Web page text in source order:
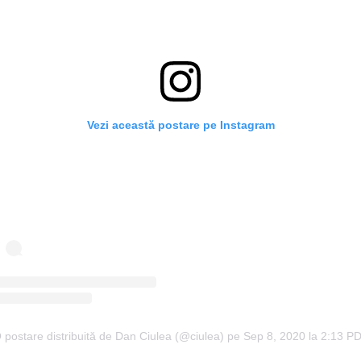
Vezi această postare pe Instagram
postare distribuită de Dan Ciulea (@ciulea) pe Sep 8, 2020 la 2:13